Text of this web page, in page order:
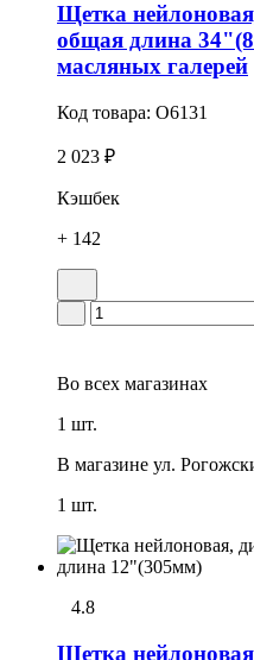
Щетка
общая длина
масляных галерей
Код товара: O6131
2 023 ₽
Кэшбек
+ 142
Во всех магазинах
1 шт.
В магазине ул.
1 шт.
4.8
Щетка